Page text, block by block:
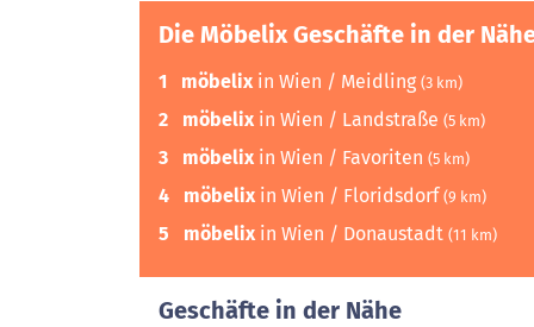
Die Möbelix Geschäfte in der
1 möbelix in Wien / Meidling (3 km)
2 möbelix in Wien / Landstraße (5 km)
3 möbelix in Wien / Favoriten (5 km)
4 möbelix in Wien / Floridsdorf (9 km)
5 möbelix in Wien / Donaustadt (11 km)
Geschäfte in der Nähe